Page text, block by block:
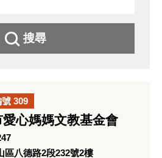
搜尋
309
心媽媽文教基金會
區八德路2段232號2樓